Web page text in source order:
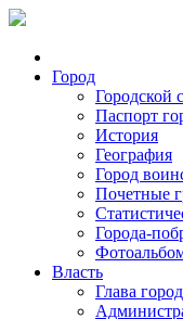
Город
Городской
Паспорт
История
География
Город
Почетные
Города-
Власть
Глава